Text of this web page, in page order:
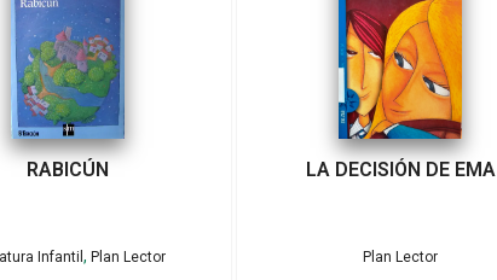
RABICÚN
Infantil , Plan Lector
LA DECISIÓN DE EMA
Plan Lector